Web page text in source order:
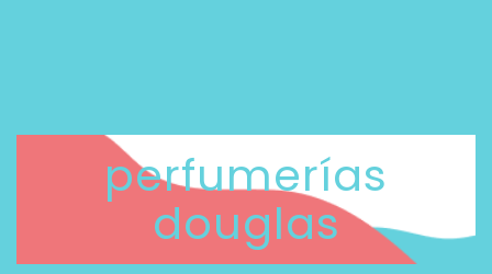
perfumerías
douglas